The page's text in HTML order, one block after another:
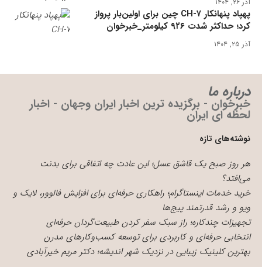
آذر ۲۶, ۱۴۰۴
پهپاد پنهانکار CH-۷ چین برای اولین‌بار پرواز
کرد؛ حداکثر شدت ۹۲۶ کیلومتر_خبرخوان
آذر ۲۵, ۱۴۰۴
درباره ما
خبرخوان - برگزیده ترین اخبار ایران وجهان - اخبار
لحظه ای ایران
نوشته‌های تازه
هر روز صبح یک قاشق عسل؛ این عادت چه اتفاقی برای بدنت
می‌افتد؟
خرید خدمات اینستاگرام؛ راهکاری حرفه‌ای برای افزایش فالوور، لایک و
ویو و رشد قدرتمند پیج‌ها
تجهیزات چندکاره؛ راز سبک سفر کردن طبیعت‌گردان حرفه‌ای
انتخابی حرفه‌ای و کاربردی برای توسعه کسب‌وکارهای مدرن
بهترین کلینیک زیبایی در نزدیک شهر اندیشه؛ دکتر مریم خیرآبادی